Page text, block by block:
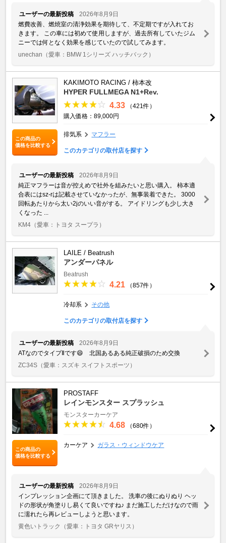
ユーザーの最新投稿
2026年8月9日
燃費改善、燃焼室の清浄効果を期待して、不定期ですが入れてお
きます。 この車には初めて使用しますが、過去所有していたジム
ニーでは何となく効果を感じていたので試してみます。
unechan （愛車：BMW 1シリーズ ハッチバック）
この商品の
価格を比較する
KAKIMOTO RACING / 柿本改
HYPER FULLMEGA N1+Rev.
4.33
（421件）
購入価格：89,000円
排気系 マフラー
このカテゴリの取付店を探す
ユーザーの最新投稿
2026年8月9日
純正マフラーは音が控えめで社外を組みたいと思い購入。 柿本適
合表にはsz-rは記載させていなかったが、無事装着できた。 3000
回転あたりから太い2jのいい音がする。 アイドリングも少し大き
くなった ...
KM4 （愛車：トヨタ スープラ）
LAILE / Beatrush
アンダーパネル
Beatrush
4.21 （857件）
冷却系 その他
このカテゴリの取付店を探す
ユーザーの最新投稿
2026年8月9日
ATなのでタイプⅡです😄 北国あるある純正破損のため交換
ZC34S （愛車：スズキ スイフトスポーツ）
この商品の
価格を比較する
PROSTAFF
レインモンスター スプラッシュ
モンスターカーケア
4.68 （680件）
カーケア ガラス・ウィンドウケア
ユーザーの最新投稿
2026年8月9日
インプレッション企画にて頂きました。 洗車の後にぬりぬり ヘッ
ドの形状が角塗りし易くて良いですね♪ まだ施工しただけなので雨
に濡れたら再レビューしようと思います。
黄色いトラック
（愛車：トヨタ GRヤリス）